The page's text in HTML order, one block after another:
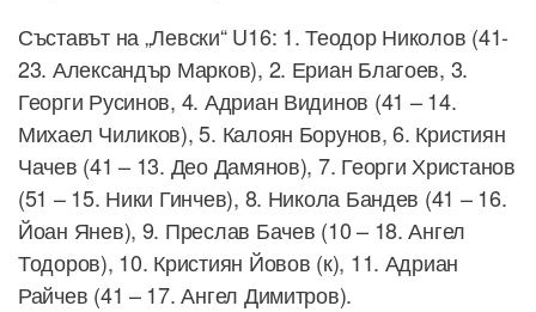
Съставът на „Левски“ U16: 1. Теодор Николов (41-
23. Александър Марков), 2. Ериан Благоев, 3.
Георги Русинов, 4. Адриан Видинов (41 – 14.
Михаел Чиликов), 5. Калоян Борунов, 6. Кристиян
Чачев (41 – 13. Део Дамянов), 7. Георги Христанов
(51 – 15. Ники Гинчев), 8. Никола Бандев (41 – 16.
Йоан Янев), 9. Преслав Бачев (10 – 18. Ангел
Тодоров), 10. Кристиян Йовов (к), 11. Адриан
Райчев (41 – 17. Ангел Димитров).